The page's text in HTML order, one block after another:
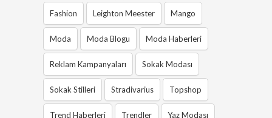
Fashion Leighton Meester Mango
Moda Moda Blogu Moda Haberleri
Reklam Kampanyaları Sokak Modası
Sokak Stilleri Stradivarius Topshop
Trend Haberleri Trendler Yaz Modası